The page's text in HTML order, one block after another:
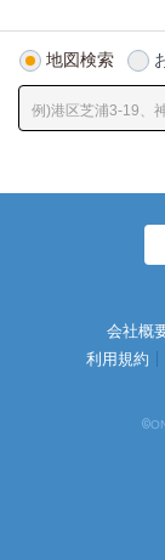
地図検索
会社概
利用規約
©